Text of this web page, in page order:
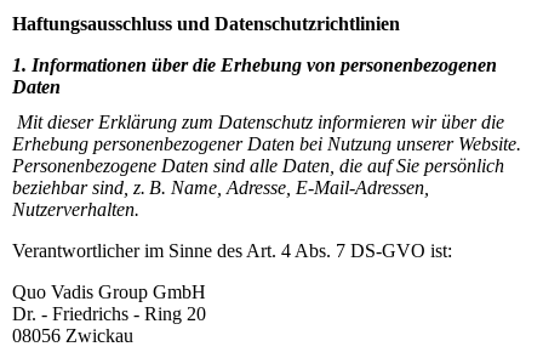
Haftungsausschluss und Datenschutzrichtlinien
1. Informationen über die Erhebung von personenbezogenen
Daten
Mitdieser Erklärung zum Datenschutz informieren wir über die
Erhebung personenbezogener Daten bei Nutzung unserer Website.
Personenbezogene Daten sind alle Daten, die auf Sie persönlich
beziehbar sind, z. B. Name, Adresse, E-Mail-Adressen,
Nutzerverhalten.
Verantwortlicher im Sinne des Art. 4 Abs. 7 DS-GVO ist:
Quo Vadis Group GmbH
Dr. - Friedrichs - Ring 20
08056 Zwickau